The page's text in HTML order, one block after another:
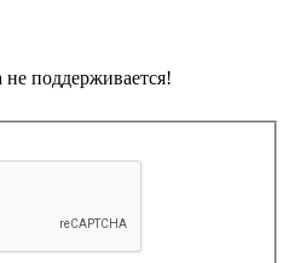
поддерживается!